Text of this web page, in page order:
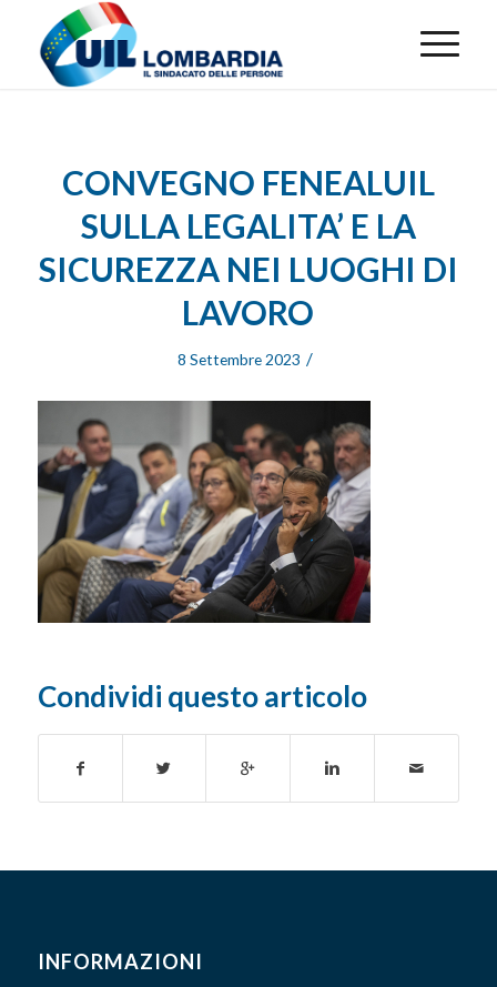
CONVEGNO FENEALUIL
SULLA LEGALITA’ E LA
SICUREZZA NEI LUOGHI DI
LAVORO
8 Settembre 2023 /
Condividi questo articolo
INFORMAZIONI